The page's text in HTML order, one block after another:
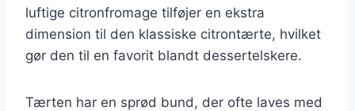
luftige citronfromage tilføjer en ekstra
dimension til den klassiske citrontærte, hvilket
gør den til en favorit blandt dessertelskere.
Tærten har en sprød bund, der ofte laves med